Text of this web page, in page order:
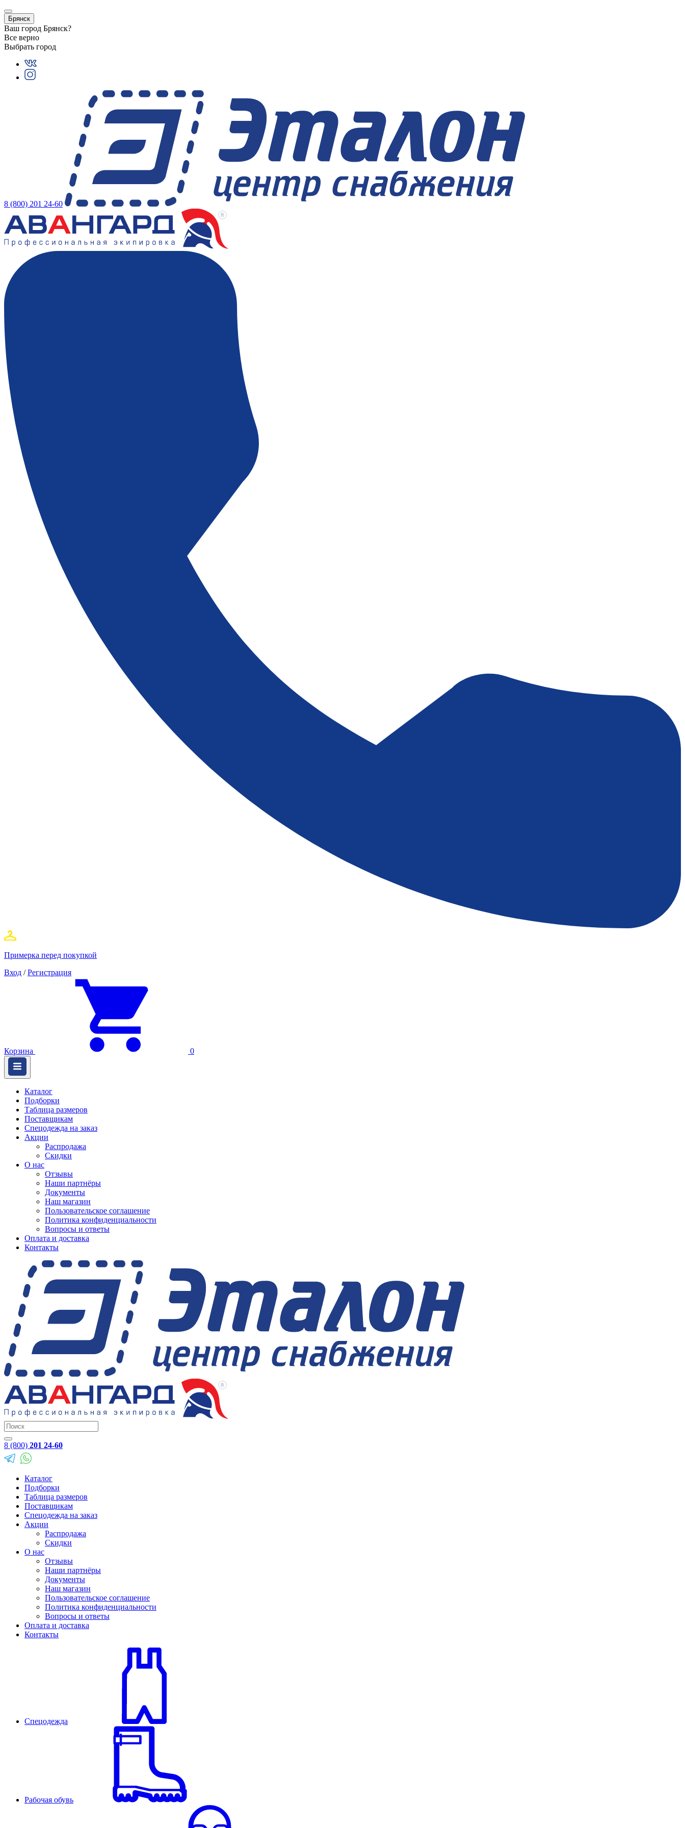
Брянск
Ваш город Брянск?
Все верно
Выбрать город
8 (800) 201 24-60
Примерка перед покупкой
Вход / Регистрация
Корзина 0
Каталог
Подборки
Таблица размеров
Поставщикам
Спецодежда на заказ
Акции
Распродажа
Скидки
О нас
Отзывы
Наши партнёры
Документы
Наш магазин
Пользовательское соглашение
Политика конфиденциальности
Вопросы и ответы
Оплата и доставка
Контакты
8 (800) 201 24-60
Каталог
Подборки
Таблица размеров
Поставщикам
Спецодежда на заказ
Акции
Распродажа
Скидки
О нас
Отзывы
Наши партнёры
Документы
Наш магазин
Пользовательское соглашение
Политика конфиденциальности
Вопросы и ответы
Оплата и доставка
Контакты
Спецодежда
Рабочая обувь